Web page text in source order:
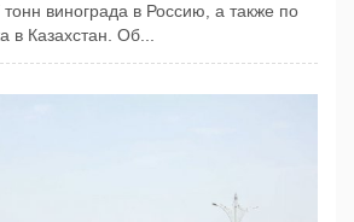
тонн винограда в Россию, а также по
в Казахстан. Об...